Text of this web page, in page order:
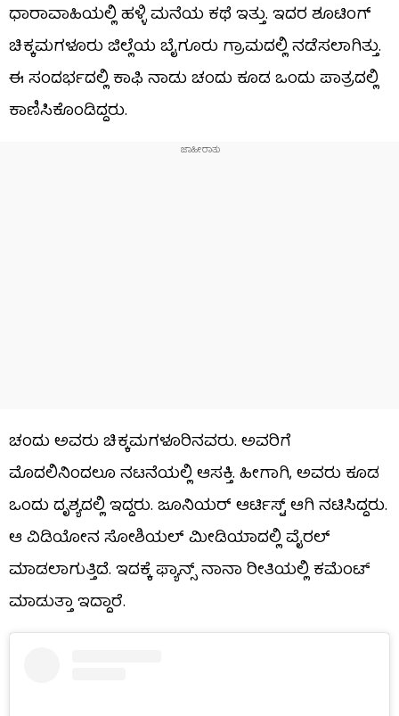
ಧಾರಾವಾಹಿಯಲ್ಲಿ ಹಳ್ಳಿ ಮನೆಯ ಕಥೆ ಇತ್ತು. ಇದರ ಶೂಟಿಂಗ್
ಚಿಕ್ಕಮಗಳೂರು ಜಿಲ್ಲೆಯ ಬೈಗೂರು ಗ್ರಾಮದಲ್ಲಿ ನಡೆಸಲಾಗಿತ್ತು.
ಈ ಸಂದರ್ಭದಲ್ಲಿ ಕಾಫಿ ನಾಡು ಚಂದು ಕೂಡ ಒಂದು ಪಾತ್ರದಲ್ಲಿ
ಕಾಣಿಸಿಕೊಂಡಿದ್ದರು.
ಚಂದು ಅವರು ಚಿಕ್ಕಮಗಳೂರಿನವರು. ಅವರಿಗೆ
ಮೊದಲಿನಿಂದಲೂ ನಟನೆಯಲ್ಲಿ ಆಸಕ್ತಿ. ಹೀಗಾಗಿ, ಅವರು ಕೂಡ
ಒಂದು ದೃಶ್ಯದಲ್ಲಿ ಇದ್ದರು. ಜೂನಿಯರ್​ ಆರ್ಟಿಸ್ಟ್ ಆಗಿ ನಟಿಸಿದ್ದರು.
ಆ ವಿಡಿಯೋನ ಸೋಶಿಯಲ್ ಮೀಡಿಯಾದಲ್ಲಿ ವೈರಲ್
ಮಾಡಲಾಗುತ್ತಿದೆ. ಇದಕ್ಕೆ ಫ್ಯಾನ್ಸ್ ನಾನಾ ರೀತಿಯಲ್ಲಿ ಕಮೆಂಟ್
ಮಾಡುತ್ತಾ ಇದ್ದಾರೆ.